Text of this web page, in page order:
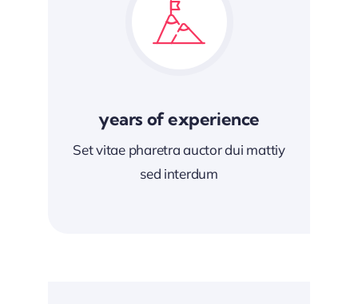
years of experience
Set vitae pharetra auctor dui mattiy
sed interdum